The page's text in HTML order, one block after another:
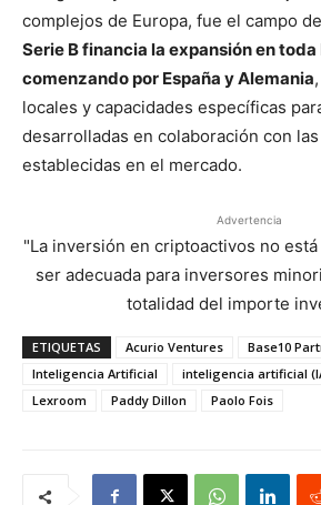
complejos de Europa, fue el campo
Serie B financia la expansión en toda
comenzando por España y Alemania
locales y capacidades específicas
desarrolladas en colaboración con
establecidas en el mercado.
Advertencia
"La inversión en criptoactivos no
ser adecuada para inversores
totalidad del importe
ETIQUETAS Acurio Ventures Base10
Inteligencia Artificial
inteligencia artificial
Lexroom
Paddy Dillon Paolo Fois